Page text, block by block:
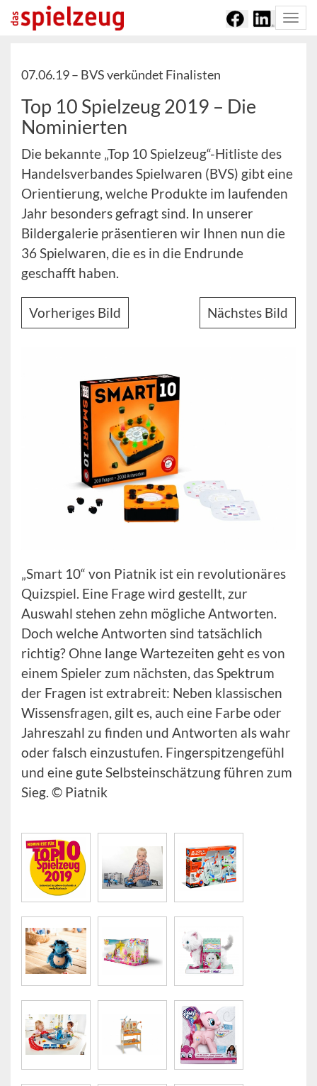
07.06.19 – BVS verkündet Finalisten
Top 10 Spielzeug 2019 – Die
Nominierten
Die bekannte „Top 10 Spielzeug“-Hitliste des
Handelsverbandes Spielwaren (BVS) gibt eine
Orientierung, welche Produkte im laufenden
Jahr besonders gefragt sind. In unserer
Bildergalerie präsentieren wir Ihnen nun die
36 Spielwaren, die es in die Endrunde
geschafft haben.
Vorheriges Bild Nächstes Bild
„Smart 10“ von Piatnik ist ein revolutionäres
Quizspiel. Eine Frage wird gestellt, zur
Auswahl stehen zehn mögliche Antworten.
Doch welche Antworten sind tatsächlich
richtig? Ohne lange Wartezeiten geht es von
einem Spieler zum nächsten, das Spektrum
der Fragen ist extrabreit: Neben klassischen
Wissensfragen, gilt es, auch eine Farbe oder
Jahreszahl zu finden und Antworten als wahr
oder falsch einzustufen. Fingerspitzengefühl
und eine gute Selbsteinschätzung führen zum
Sieg. © Piatnik